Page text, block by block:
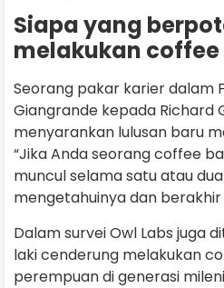
Siapa yang
melakukan
Seorang pakar karier dalam
Giangrande kepada Richard
menyarankan lulusan baru
“Jika Anda seorang coffee
muncul selama satu atau
mengetahuinya dan
Dalam survei Owl Labs juga
laki cenderung melakukan
perempuan di generasi